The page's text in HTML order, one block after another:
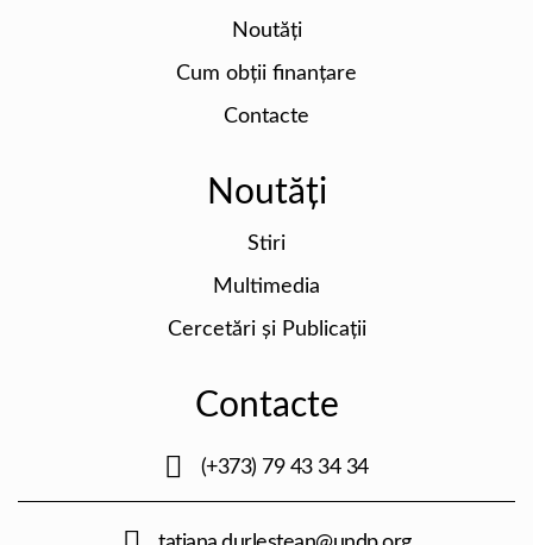
Noutăți
Cum obții finanțare
Contacte
Noutăți
Stiri
Multimedia
Cercetări și Publicații
Contacte
(+373) 79 43 34 34